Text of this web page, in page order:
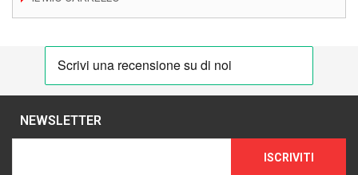
NEWSLETTER
ISCRIVITI